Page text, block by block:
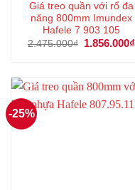
Giá treo quần với rổ đa
năng 800mm Imundex
Hafele 7 903 105
2.475.000₫
Giá
1.856.000₫
-25%